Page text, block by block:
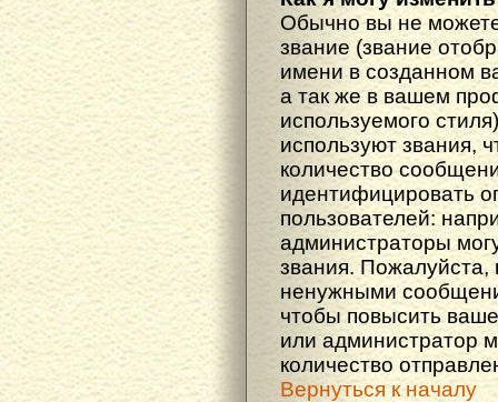
Обычно вы не
звание (звание
имени в созданном
а так же в вашем
используемого
используют звания,
количество
идентифицировать
пользователей:
администраторы
звания.
ненужными
чтобы повысить
или администратор
количество
Вернуться к началу